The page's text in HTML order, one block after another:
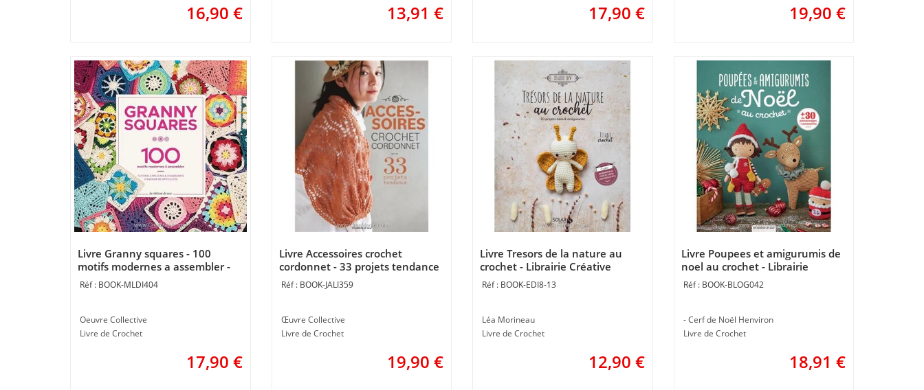
16,90 € 13,91 € 17,90 € 19,90 €
Livre Granny squares - 100
motifs modernes a assembler -
Librairie Créative
BOOK-MLDI404
Oeuvre Collective
Livre de Crochet
17,90 €
Livre Accessoires crochet
cordonnet - 33 projets tendance
- Librairie Créative
BOOK-JALI359
Œuvre Collective
Livre de Crochet
19,90 €
Livre Tresors de la nature au
crochet - Librairie Créative
BOOK-EDI8-13
Léa Morineau
Livre de Crochet
12,90 €
Livre Poupees et amigurumis de
noel au crochet - Librairie
CréativeBOOK-BLOG042
- Cerf de Noël Henviron
Livre de Crochet
18,91 €